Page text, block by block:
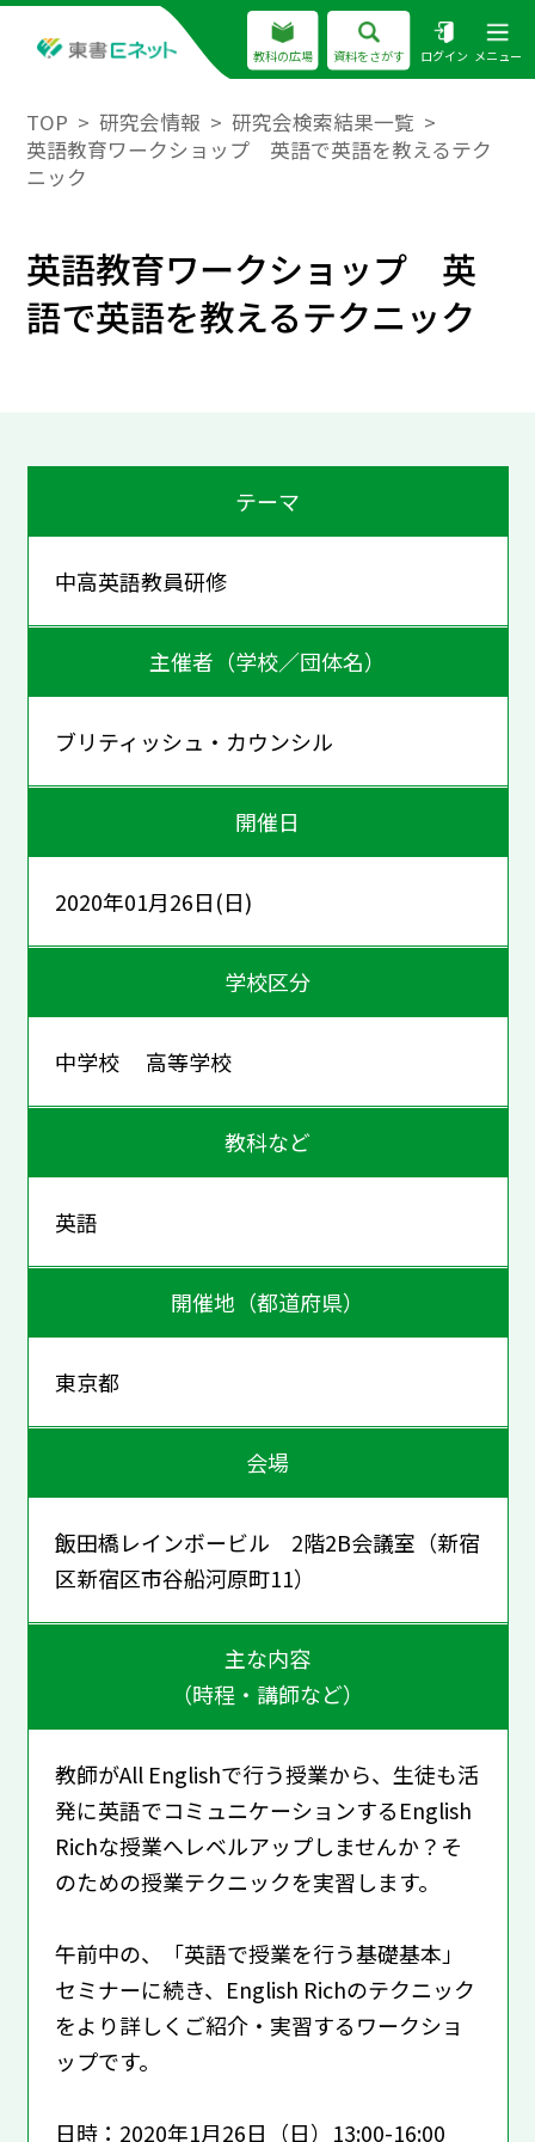
教科の広場 資料をさがす ログイン メニュー
TOP 研究会情報
研究会検索結果一覧
英語教育ワークショップ 英語で英語を教えるテク
ニック
英語教育ワークショップ 英
語で英語を教えるテクニック
テーマ
中高英語教員研修
主催者（学校／団体名）
ブリティッシュ・カウンシル
開催日
2020年01月26日(日)
学校区分
中学校 高等学校
教科など
英語
開催地（都道府県）
東京都
会場
飯田橋レインボービル 2階2B会議室（新宿
区新宿区市谷船河原町11）
主な内容
（時程・講師など）
教師がAll Englishで行う授業から、生徒も活
発に英語でコミュニケーションするEnglish
Richな授業へレベルアップしませんか？そ
のための授業テクニックを実習します。
午前中の、「英語で授業を行う基礎基本」
セミナーに続き、English Richのテクニック
をより詳しくご紹介・実習するワークショ
ップです。
日時：2020年1月26日（日）13:00-16:00